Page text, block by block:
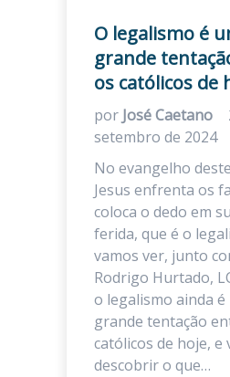
O legalismo é
grande
os católicos de
por José Caetano
setembro de 2024
No evangelho
Jesus enfrenta os
coloca o dedo em
ferida, que é o
vamos ver, junto
Rodrigo Hurtado,
o legalismo ainda é
grande tentação
católicos de hoje, e
descobrir o que…